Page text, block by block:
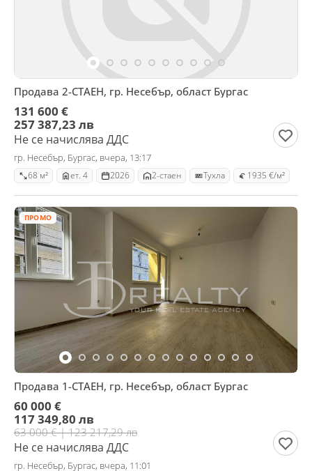
Продава 2-СТАЕН, гр. Несебър, област Бургас
131 600 €
257 387,23 лв
Не се начислява ДДС
гр. Несебър, Бургас, вчера, 13:17
68 м² ет. 4 2026 2-стаен Тухла 1935 €/м²
ПРОМО
Продава 1-СТАЕН, гр. Несебър, област Бургас
60 000 €
117 349,80 лв
63 000 € | 123 217,29 лв
Не се начислява ДДС
гр. Несебър, Бургас, вчера, 11:01